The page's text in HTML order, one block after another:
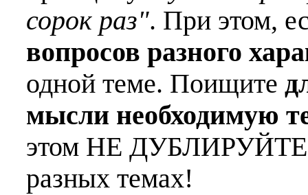
сорок раз". При этом,
вопросов разного
одной теме. Поищите
мысли необходимую
этом НЕ ДУБЛИРУЙТЕ
разных темах!